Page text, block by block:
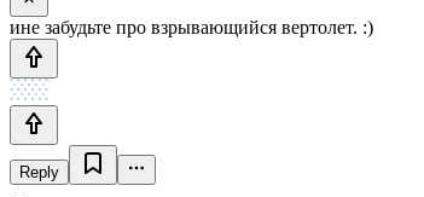
ине забудьте про взрывающийся вертолет. :)
Reply